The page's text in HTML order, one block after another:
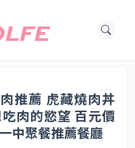
推薦 虎藏燒肉丼
肉的慾望 百元價
中聚餐推薦餐廳